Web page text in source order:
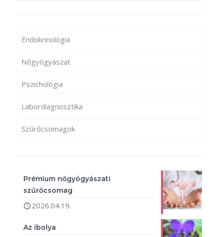
Endokrinológia
Nőgyógyászat
Pszichológia
Labordiagnosztika
Szűrőcsomagok
Prémium nőgyógyászati
szűrőcsomag
2026.04.19.
Az ibolya